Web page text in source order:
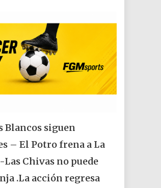
Blancos siguen
– El Potro frena a La
Chivas no puede
.La acción regresa